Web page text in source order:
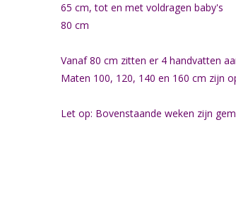
65 cm, tot en met voldragen baby's
80 cm
Vanaf 80 cm zitten er 4 handvatten
Maten 100, 120, 140 en 160 cm zijn
Let op: Bovenstaande weken zijn